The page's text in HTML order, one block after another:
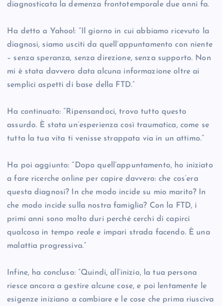
diagnosticata la demenza frontotemporale due anni fa.
Ha detto a Yahoo!: “Il giorno in cui abbiamo ricevuto la
diagnosi, siamo usciti da quell’appuntamento con niente
– senza speranza, senza direzione, senza supporto. Non
mi è stata davvero data alcuna informazione oltre ai
semplici aspetti di base della FTD.”
Ha continuato: “Ripensandoci, trovo tutto questo
assurdo. È stata un’esperienza così traumatica, come se
tutta la tua vita ti venisse strappata via in un attimo.”
Ha poi aggiunto: “Dopo quell’appuntamento, ho iniziato
a fare ricerche online per capire davvero: che cos’era
questa diagnosi? In che modo incide su mio marito? In
che modo incide sulla nostra famiglia? Con la FTD, i
primi anni sono molto duri perché cerchi di capirci
qualcosa in tempo reale e impari strada facendo. È una
malattia progressiva.”
Infine, ha concluso: “Quindi, all’inizio, la tua persona
riesce ancora a gestire alcune cose, e poi lentamente le
esigenze iniziano a cambiare e le cose che prima riusciva